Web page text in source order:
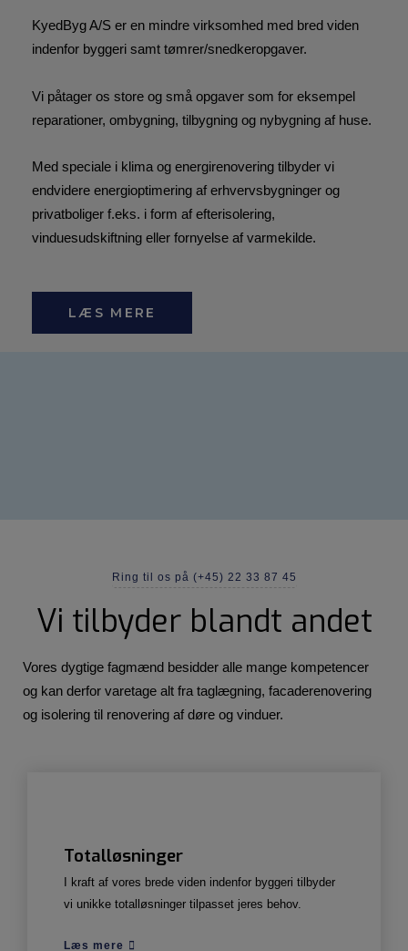
KyedByg A/S er en mindre virksomhed med bred viden
indenfor byggeri samt tømrer/snedkeropgaver.​
Vi påtager os store og små opgaver som for eksempel
reparationer, ombygning, tilbygning og nybygning af huse.​
Med speciale i klima og energirenovering tilbyder vi
endvidere energioptimering af erhvervsbygninger og
privatboliger f.eks. i form af efterisolering,
vinduesudskiftning eller fornyelse af varmekilde.​
LÆS MERE
Ring til os på (+45) 22 33 87 45
Vi tilbyder blandt andet
Vores dygtige fagmænd besidder alle mange kompetencer
og kan derfor varetage alt fra taglægning, facaderenovering
og isolering til renovering af døre og vinduer.
Totalløsninger
I kraft af vores brede viden indenfor byggeri tilbyder
vi unikke totalløsninger tilpasset jeres behov.
Læs mere